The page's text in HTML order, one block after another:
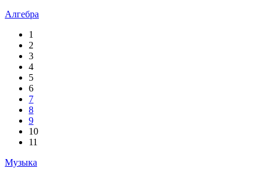
Алгебра
1
2
3
4
5
6
7
8
9
10
11
Музыка